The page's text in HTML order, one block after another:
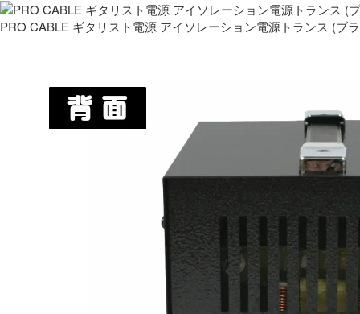
PRO CABLE ギタリスト電源 アイソレーション電源トランス (ブ